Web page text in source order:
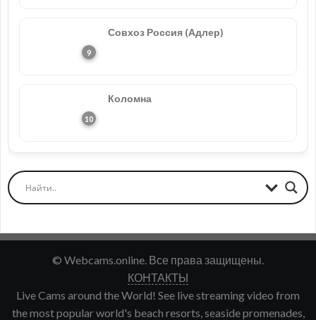
Совхоз Россия (Адлер)
Коломна
© Webcams.online. Все права защищены.
КОНТАКТЫ
Live Cams around the World! See live streaming video from
the most popular world's beach resorts, seaside promenades,